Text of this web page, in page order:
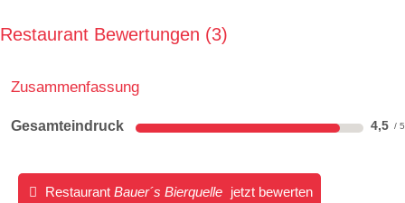
Restaurant Bewertungen 3
Zusammenfassung
Gesamteindruck 4,5
Restaurant Bauer´s Bierquelle jetzt bewerten